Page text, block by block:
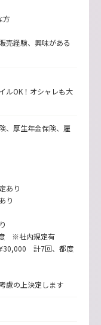
方
売経験、興味がある
ルOK！オシャレも大
、厚生年金保険、雇
あり
り
度 ※社内規定有
計7回、都度
慮の上決定します